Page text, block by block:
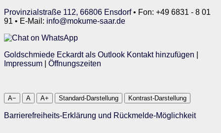
Provinzialstraße 112, 66806 Ensdorf• Fon: +49 6831 - 8 01
91 • E-Mail: info@mokume-saar.de
Goldschmiede Eckardt als Outlook Kontakt hinzufügen
Impressum
Öffnungszeiten
A− A A+ Standard-Darstellung Kontrast-Darstellung
Barrierefreiheits-Erklärung und Rückmelde-Möglichkeit